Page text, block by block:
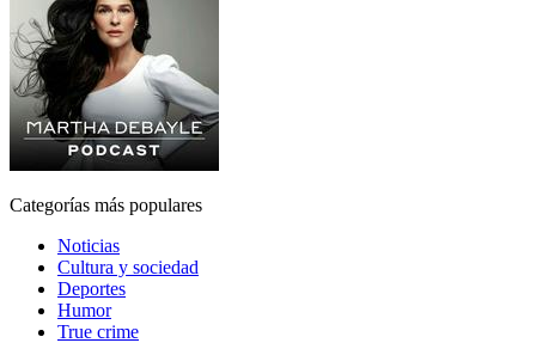
Categorías más populares
Noticias
Cultura y sociedad
Deportes
Humor
True crime